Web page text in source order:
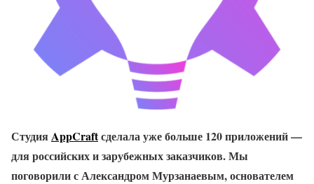
СтудияAppCraftсделала уже больше 120 приложений —
для российских и зарубежных заказчиков. Мы
поговорили с Александром Мурзанаевым, основателем